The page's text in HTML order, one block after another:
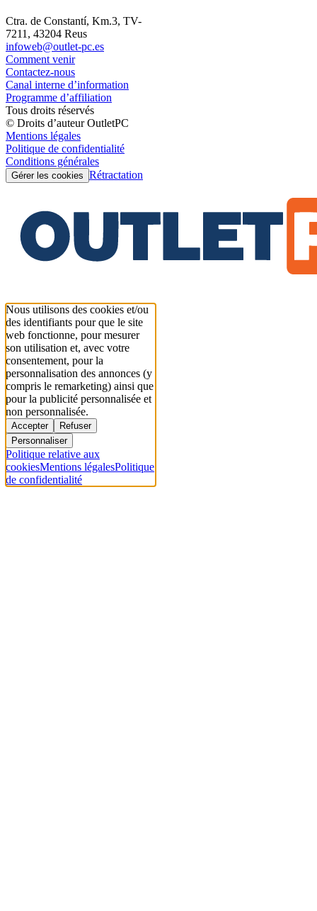
Ctra. de Constantí, Km.3, TV-
7211, 43204 Reus
infoweb@outlet-pc.es
Comment venir
Contactez-nous
Canal interne d’information
Programme d’affiliation
Tous droits réservés
© Droits d’auteur OutletPC
Mentions légales
Politique de confidentialité
Conditions générales
Gérer les cookies Rétractation
Nous utilisons des cookies et/ou
des identifiants pour que le site
web fonctionne, pour mesurer
son utilisation et, avec votre
consentement, pour la
personnalisation des annonces (y
compris le remarketing) ainsi que
pour la publicité personnalisée et
non personnalisée.
Accepter
Refuser
Personnaliser
Politique relative aux
cookiesMentions légalesPolitique
de confidentialité